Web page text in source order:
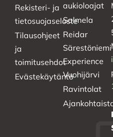
Rekisteri- ja
tietosuojaseloste
Tilausohjeet
ja
toimitusehdot
Evästekäytäntö
aukioloajat
Salmela
Reidar
Särestöniemi
Experience
Vuohijärvi
Ravintolat